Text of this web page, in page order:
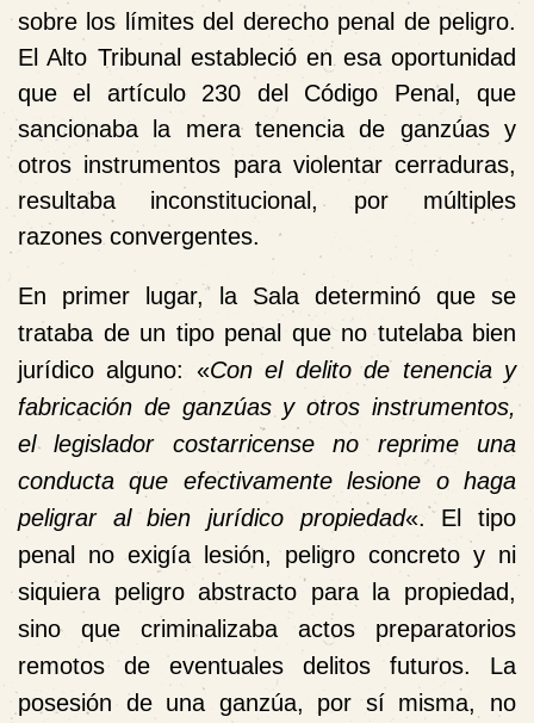
sobre los límites del derecho penal de peligro.
El Alto Tribunal estableció en esa oportunidad
que el artículo 230 del Código Penal, que
sancionaba la mera tenencia de ganzúas y
otros instrumentos para violentar cerraduras,
resultaba inconstitucional, por múltiples
razones convergentes.
En primer lugar, la Sala determinó que se
trataba de un tipo penal que no tutelaba bien
jurídico alguno: «Con el delito de tenencia y
fabricación de ganzúas y otros instrumentos,
el legislador costarricense no reprime una
conducta que efectivamente lesione o haga
peligrar al bien jurídico propiedad«. El tipo
penal no exigía lesión, peligro concreto y ni
siquiera peligro abstracto para la propiedad,
sino que criminalizaba actos preparatorios
remotos de eventuales delitos futuros. La
posesión de una ganzúa, por sí misma, no